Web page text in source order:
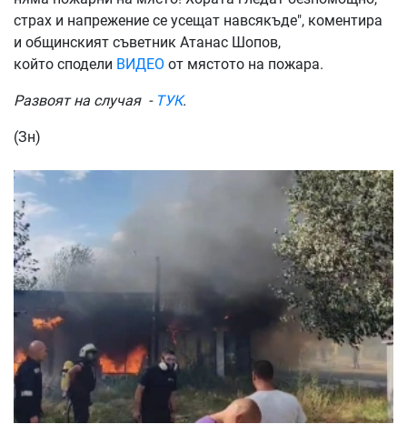
страх и напрежение се усещат навсякъде", коментира
и общинският съветник Атанас Шопов,
който сподели ВИДЕО от мястото на пожара.
Развоят на случая - ТУК.
(Зн)